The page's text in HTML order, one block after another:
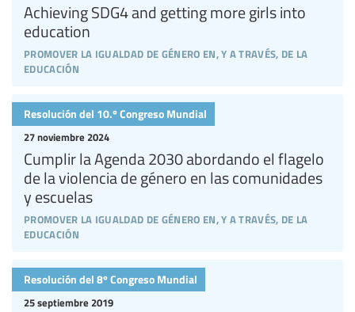
promover la igualdad de género en, y a través, de la
educación
Achieving SDG4 and getting more girls into
education
promover la igualdad de género en, y a través, de la
educación
27 noviembre 2024
Cumplir la Agenda 2030 abordando el flagelo
de la violencia de género en las comunidades
y escuelas
Resolución del 10.º Congreso Mundial
25 septiembre 2019
Resolución del 8º Congreso Mundial